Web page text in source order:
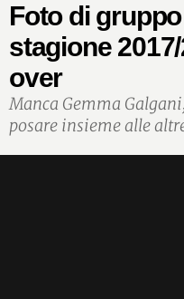
Foto di
stagione
over
Manca Gemma
posare insieme alle